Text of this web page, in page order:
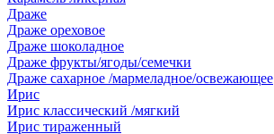
Драже
Драже ореховое
Драже шоколадное
Драже фрукты/ягоды/семечки
Драже сахарное /мармеладное/освежающее
Ирис
Ирис классический /мягкий
Ирис тираженный